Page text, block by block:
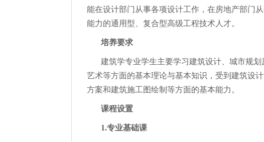
能在设计部门从事各项设计工作，在房地产部门
能力的通用型、复合型高级工程技术人才。
培养要求
建筑学专业学生主要学习建筑设计、城市规
艺术等方面的基本理论与基本知识，受到建筑设
方案和建筑施工图绘制等方面的基本能力。
课程设置
1.专业基础课